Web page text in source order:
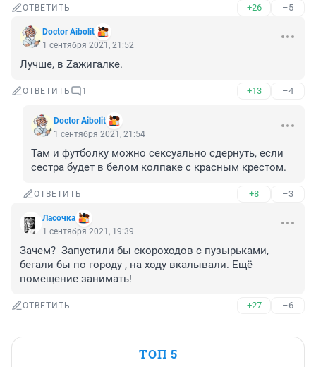
ОТВЕТИТЬ +26 –5
Doctor Aibolit
1 сентября 2021, 21:52
Лучше, в Zажигалке.
ОТВЕТИТЬ 1 +13 –4
Doctor Aibolit
1 сентября 2021, 21:54
Там и футболку можно сексуально сдернуть, если
сестра будет в белом колпаке с красным крестом.
ОТВЕТИТЬ +8 –3
Ласочка
1 сентября 2021, 19:39
Зачем?  Запустили бы скороходов с пузырьками,
бегали бы по городу , на ходу вкалывали. Ещё
помещение занимать!
ОТВЕТИТЬ +27 –6
ТОП 5